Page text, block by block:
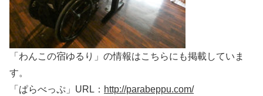
「わんこの宿ゆるり」の情報はこちらにも掲載していま
す。
「ぱらべっぷ」URL： http://parabeppu.com/